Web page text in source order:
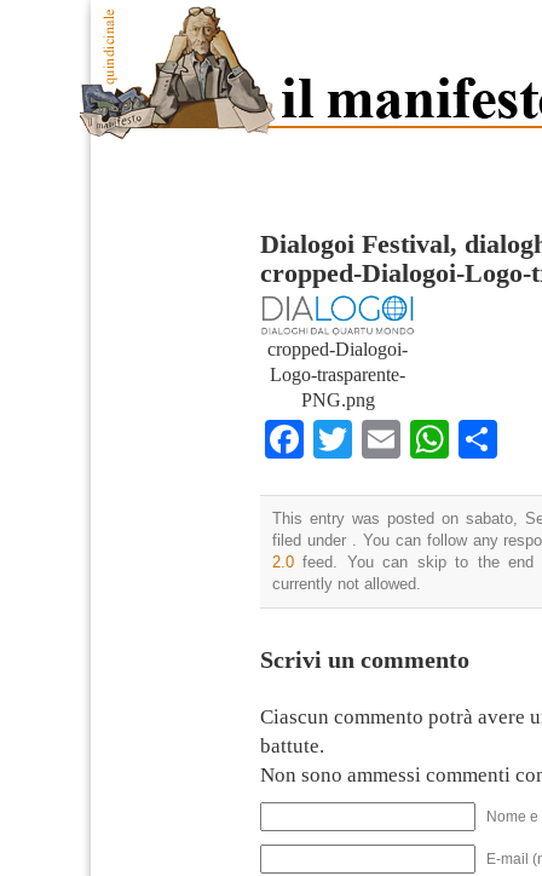
Dialogoi Festival,
cropped-Dialogoi-Logo-
cropped-Dialogoi-
Logo-trasparente-
PNG.png
Facebook
TwitterEmail
This entry was posted on sabato,
filed under . You can follow any
2.0 feed. You can skip to the end
currently not allowed.
Scrivi un commento
Ciascun commento potrà avere
battute.
Non sono ammessi commenti
Nome
E-mail